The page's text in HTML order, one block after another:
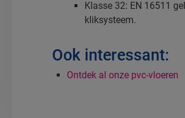
Klasse 32: EN 16511
kliksysteem.
Ook interessant:
Ontdek al onze pvc-vloeren